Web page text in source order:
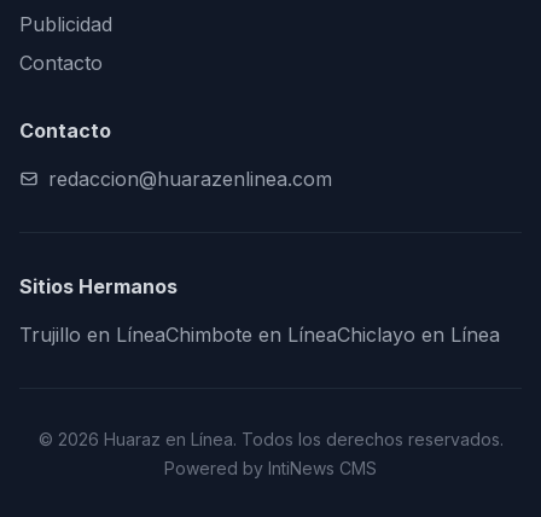
Publicidad
Contacto
Contacto
redaccion@huarazenlinea.com
Sitios Hermanos
Trujillo en LíneaChimbote en LíneaChiclayo en Línea
© 2026 Huaraz en Línea. Todos los derechos reservados.
Powered by IntiNews CMS